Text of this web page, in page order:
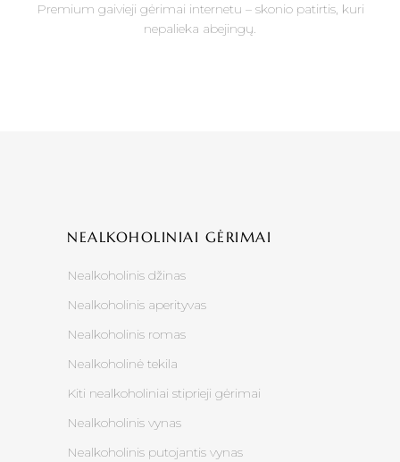
Premium gaivieji gėrimai internetu – skonio patirtis, kuri
nepalieka abejingų.
NEALKOHOLINIAI GĖRIMAI
Nealkoholinis džinas
Nealkoholinis aperityvas
Nealkoholinis romas
Nealkoholinė tekila
Kiti nealkoholiniai stiprieji gėrimai
Nealkoholinis vynas
Nealkoholinis putojantis vynas